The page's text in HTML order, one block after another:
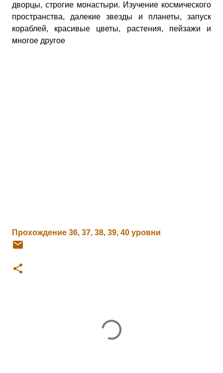
дворцы, строгие монастыри. Изучение космического
пространства, далекие звезды и планеты, запуск
кораблей, красивые цветы, растения, пейзажи и
многое другое
Прохождение 36, 37, 38, 39, 40 уровни